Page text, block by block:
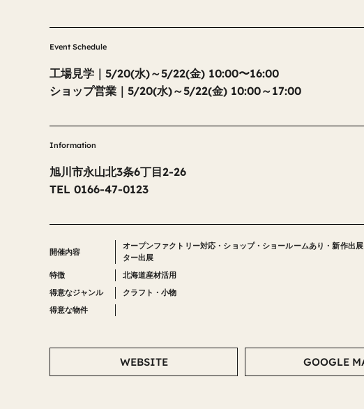
Event Schedule
工場見学｜5/20(水)～5/22(金) 10:00〜16:00
ショップ営業｜5/20(水)～5/22(金) 10:00～17:00
Information
旭川市永山北3条6丁目2-26
TEL 0166-47-0123
開催内容
オープンファクトリー対応 ・ ショップ・ショールームあり ・新作出展
ター出展
特徴
北海道産材活用
得意なジャンル
クラフト・小物
得意な物件
WEBSITE GOOGLE